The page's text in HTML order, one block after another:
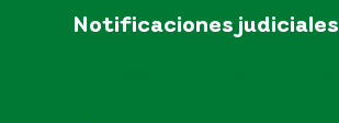
Notificaciones judiciales